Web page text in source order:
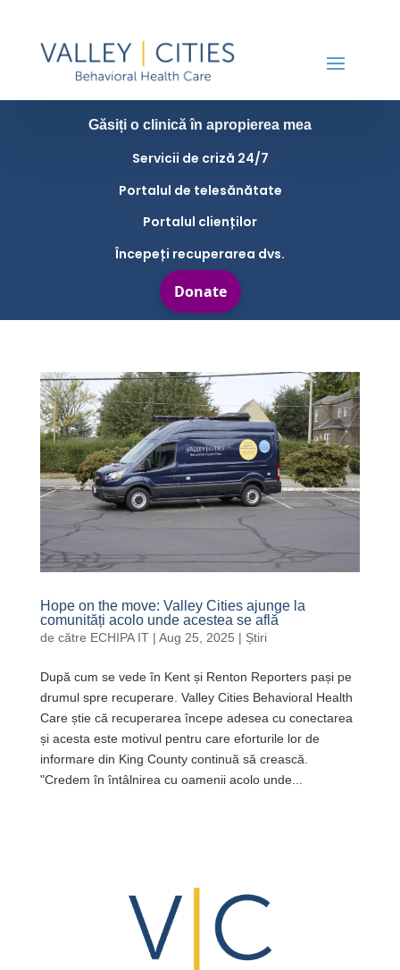
Găsiți o clinică în apropierea mea
Servicii de criză 24/7
Portalul de telesănătate
Portalul clienților
Începeți recuperarea dvs.
Hope on the move: Valley Cities ajunge la
comunități acolo unde acestea se află
de către ECHIPA IT| Aug 25, 2025 | Știri
După cum se vede în Kent și Renton Reporters pași pe
drumul spre recuperare. Valley Cities Behavioral Health
Care știe că recuperarea începe adesea cu conectarea
și acesta este motivul pentru care eforturile lor de
informare din King County continuă să crească.
"Credem în întâlnirea cu oamenii acolo unde...